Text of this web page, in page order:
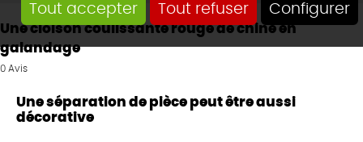
Tout accepter Tout refuser Configurer
Une cloison coulissante rouge de chine en
galandage
0 Avis
Une séparation de pièce peut être aussi
décorative